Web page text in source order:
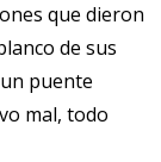
que dieron
de sus
puente
mal, todo